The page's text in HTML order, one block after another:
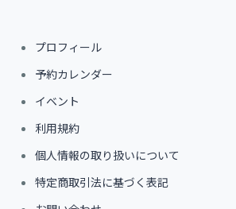
プロフィール
予約カレンダー
イベント
利用規約
個人情報の取り扱いについて
特定商取引法に基づく表記